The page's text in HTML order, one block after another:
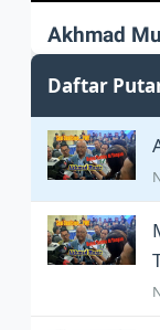
Akhmad
Akhmad Munir
Daftar